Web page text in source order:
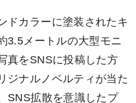
ドカラーに塗装されたキ
3.5メートルの大型モニ
真をSNSに投稿した方
ジナルノベルティが当た
SNS拡散を意識したプ